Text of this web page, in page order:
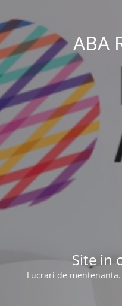
ABA
Site in
Lucrari de